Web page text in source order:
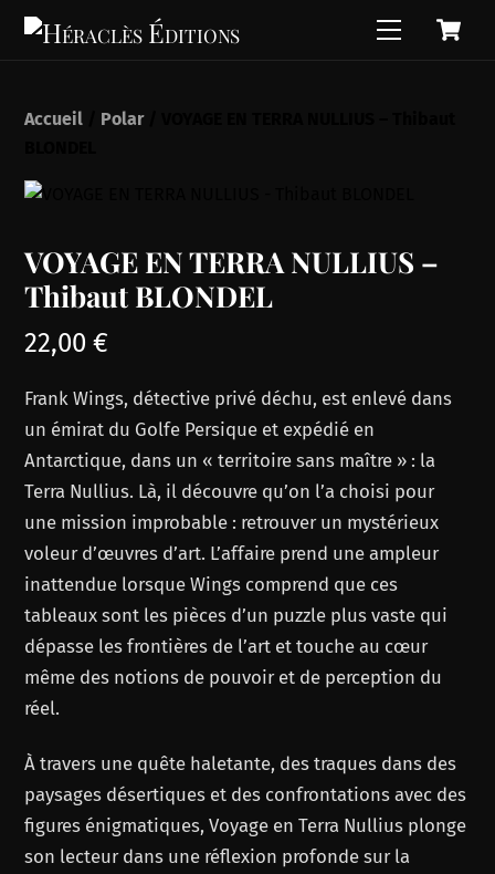
Skip
Menu
Accueil Polar/ VOYAGE EN TERRA NULLIUS – Thibaut
VOYAGE EN TERRA NULLIUS –
Thibaut BLONDEL
22,00€
Frank Wings, détective privé déchu, est enlevé dans
un émirat du Golfe Persique et expédié en
Antarctique, dans un « territoire sans maître » : la
Terra Nullius. Là, il découvre qu’on l’a choisi pour
une mission improbable : retrouver un mystérieux
voleur d’œuvres d’art. L’affaire prend une ampleur
inattendue lorsque Wings comprend que ces
tableaux sont les pièces d’un puzzle plus vaste qui
dépasse les frontières de l’art et touche au cœur
même des notions de pouvoir et de perception du
réel.
À travers une quête haletante, des traques dans des
paysages désertiques et des confrontations avec des
figures énigmatiques, Voyage en Terra Nullius plonge
son lecteur dans une réflexion profonde sur la